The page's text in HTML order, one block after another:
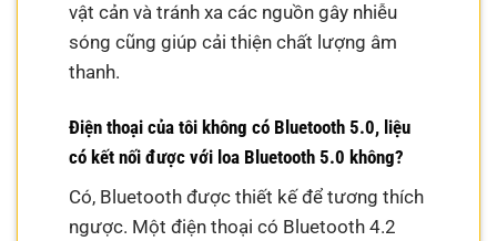
vật cản và tránh xa các nguồn gây nhiễu
sóng cũng giúp cải thiện chất lượng âm
thanh.
Điện thoại của tôi không có Bluetooth 5.0, liệu
có kết nối được với loa Bluetooth 5.0 không?
Có, Bluetooth được thiết kế để tương thích
ngược. Một điện thoại có Bluetooth 4.2